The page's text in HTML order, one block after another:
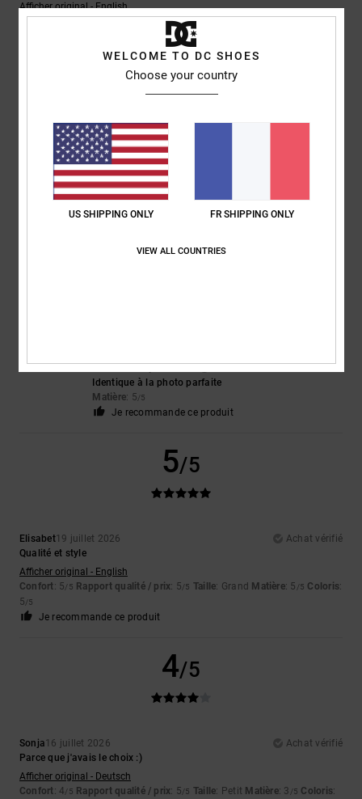
Afficher original - English
Confort: 5 Rapport qualité / prix: 5/5 Taille: Taille parfaiteMatière: 5
Je recommande ce produit
4
22 juillet 2026
Jolies baskets, mais elles taillent petit
Afficher original - English
Christelle21 juillet 2026
Achat vérifié
Identique à la photo parfaite
Matière: 5/5
Je recommande ce produit
5/5
Elisabet19 juillet 2026
Achat vérifié
Qualité et style
Afficher original - English
Confort: 5/5 Rapport qualité / prix: 5/5 Taille: Grand Matière: 5 /5 Coloris:
5/5
Je recommande ce produit
4/5
Sonja16 juillet 2026
Achat vérifié
Parce que j'avais le choix :)
Afficher original - Deutsch
Confort: 4/5 Rapport qualité / prix: 5/5 Taille: Petit Matière: 3 /5 Coloris:
WELCOME TO DC SHOES
Choose your country
US SHIPPING ONLY FR SHIPPING ONLY
VIEW ALL COUNTRIES